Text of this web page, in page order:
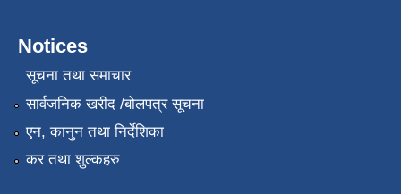
Notices
सूचना तथा समाचार
सार्वजनिक खरीद /बोलपत्र सूचना
एन, कानुन तथा निर्देशिका
कर तथा शुल्कहरु